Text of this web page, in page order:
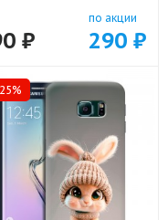
₽
по акции
290 ₽